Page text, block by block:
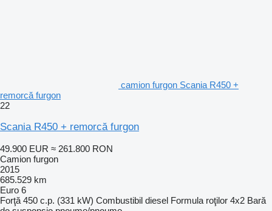
camion furgon Scania R450 +
remorcă furgon
22
Scania R450 + remorcă furgon
49.900 EUR ≈ 261.800 RON
Camion furgon
2015
685.529 km
Euro 6
Forţă 450 c.p. (331 kW) Combustibil diesel Formula roţilor 4x2 Bară